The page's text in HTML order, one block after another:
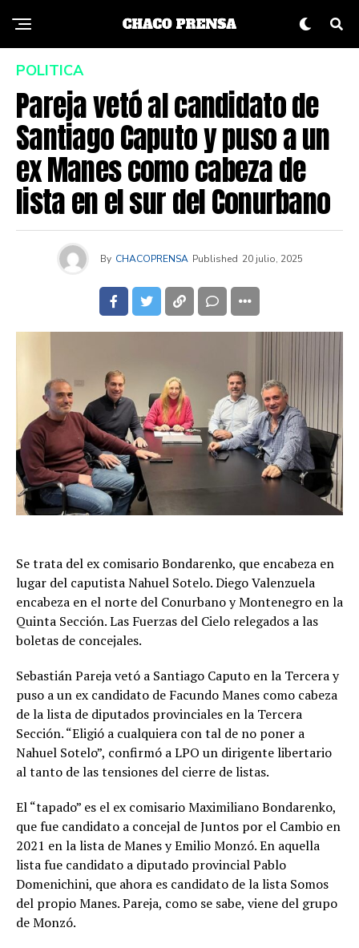
POLITICA
Pareja vetó al candidato de
Santiago Caputo y puso a un
ex Manes como cabeza de
lista en el sur del Conurbano
By CHACOPRENSA Published 20 julio, 2025
Se trata del ex comisario Bondarenko, que encabeza en
lugar del caputista Nahuel Sotelo. Diego Valenzuela
encabeza en el norte del Conurbano y Montenegro en la
Quinta Sección. Las Fuerzas del Cielo relegados a las
boletas de concejales.
Sebastián Pareja vetó a Santiago Caputo en la Tercera y
puso a un ex candidato de Facundo Manes como cabeza
de la lista de diputados provinciales en la Tercera
Sección. “Eligió a cualquiera con tal de no poner a
Nahuel Sotelo”, confirmó a LPO un dirigente libertario
al tanto de las tensiones del cierre de listas.
El “tapado” es el ex comisario Maximiliano Bondarenko,
que fue candidato a concejal de Juntos por el Cambio en
2021 en la lista de Manes y Emilio Monzó. En aquella
lista fue candidato a diputado provincial Pablo
Domenichini, que ahora es candidato de la lista Somos
del propio Manes. Pareja, como se sabe, viene del grupo
de Monzó.